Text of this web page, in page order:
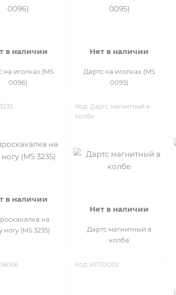
в наличии
на иголках (MS
0096)
Нет в наличии
Дартс на иголках (MS
0095)
в наличии
на
ногу (MS 3235)
Код: Дартс магнитный в
колбе
Нет в наличии
Дартс магнитный в
колбе
Код: ИП03002